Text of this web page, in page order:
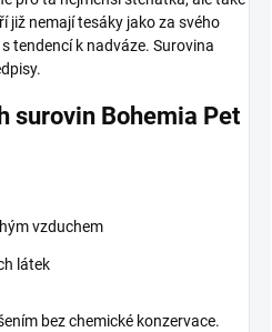
již nemají tesáky jako za svého
tendencí k nadváze. Surovina
surovin Bohemia Pet
vzduchem
látek
bez chemické konzervace.